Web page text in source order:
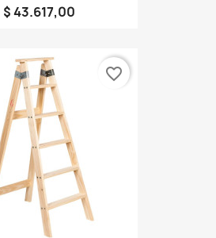
$ 43.617,00
favorite_border